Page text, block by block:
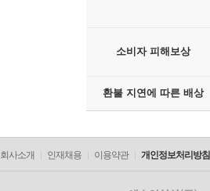
소비자 피해보상
환불 지연에 따른 배상
회사소개 인재채용 이용약관 개인정보처리방침